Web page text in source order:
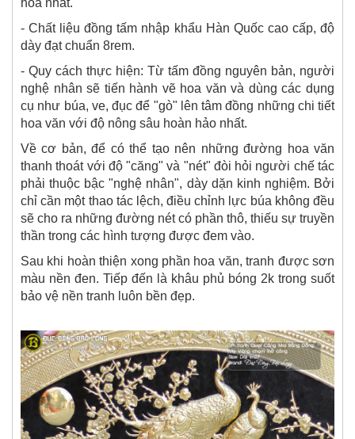
- Chất liệu đồng tấm nhập khẩu Hàn Quốc cao cấp, độ
dày đạt chuẩn 8rem.
- Quy cách thực hiện: Từ tấm đồng nguyên bản, người
nghệ nhân sẽ tiến hành vẽ hoa văn và dùng các dụng
cụ như búa, ve, đục để "gò" lên tâm đồng những chi tiết
hoa văn với độ nông sâu hoàn hảo nhất.
Về cơ bản, để có thể tạo nên những đường hoa văn
thanh thoát với độ "căng" và "nét" đòi hỏi người chế tác
phải thuộc bậc "nghệ nhân", dày dặn kinh nghiệm. Bởi
chỉ cần một thao tác lệch, điều chỉnh lực búa không đều
sẽ cho ra những đường nét có phần thô, thiếu sự truyền
thần trong các hình tượng được đem vào.
Sau khi hoàn thiện xong phần hoa văn, tranh được sơn
màu nền đen. Tiếp đến là khâu phủ bóng 2k trong suốt
bảo vệ nền tranh luôn bền đẹp.